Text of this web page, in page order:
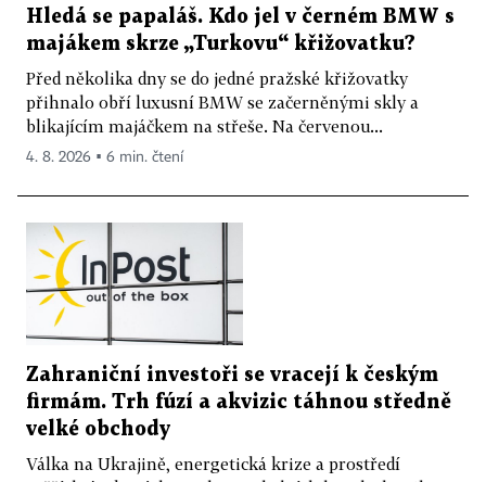
Hledá se papaláš. Kdo jel v černém BMW s
majákem skrze „Turkovu“ křižovatku?
Před několika dny se do jedné pražské křižovatky
přihnalo obří luxusní BMW se začerněnými skly a
blikajícím majáčkem na střeše. Na červenou...
4. 8. 2026 ▪ 6 min. čtení
Zahraniční investoři se vracejí k českým
firmám. Trh fúzí a akvizic táhnou středně
velké obchody
Válka na Ukrajině, energetická krize a prostředí